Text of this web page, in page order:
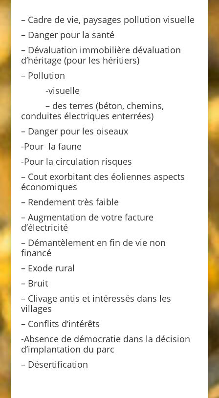
– Cadre de vie, paysages pollution visuelle
– Danger pour la santé
– Dévaluation immobilière dévaluation
d’héritage (pour les héritiers)
– Pollution
-visuelle
– des terres (béton, chemins,
conduites électriques enterrées)
– Danger pour les oiseaux
-Pour la faune
-Pour la circulation risques
– Cout exorbitant des éoliennes aspects
économiques
– Rendement très faible
– Augmentation de votre facture
d’électricité
– Démantèlement en fin de vie non
financé
– Exode rural
– Bruit
– Clivage antis et intéressés dans les
villages
– Conflits d’intérêts
-Absence de démocratie dans la décision
d’implantation du parc
– Désertification